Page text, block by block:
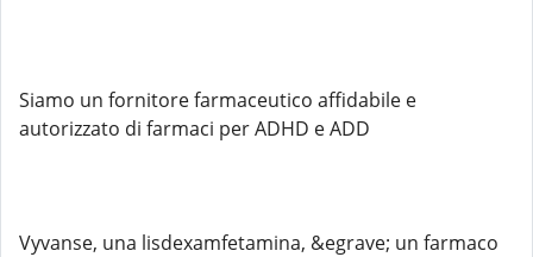
Siamo un fornitore farmaceutico affidabile e
autorizzato di farmaci per ADHD e ADD
Vyvanse, una lisdexamfetamina, &egrave; un farmaco